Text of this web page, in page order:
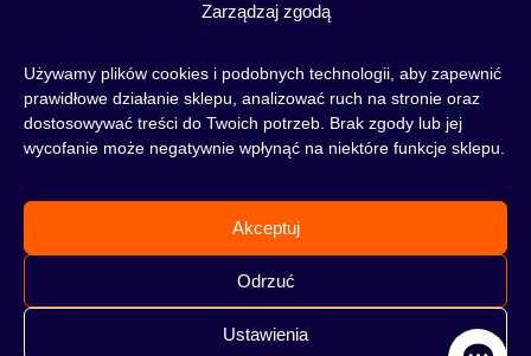
Zarządzaj zgodą
Używamy plików cookies i podobnych technologii, aby zapewnić
prawidłowe działanie sklepu, analizować ruch na stronie oraz
dostosowywać treści do Twoich potrzeb. Brak zgody lub jej
wycofanie może negatywnie wpłynąć na niektóre funkcje sklepu.
Akceptuj
Odrzuć
Ustawienia
POLITYKA PRYWATNOŚCI
to miejsce jest idealne dla Ciebie! Odwiedź nasz
artykułów, albo nie czekaj i od razu przejdź do naszego shisha-sklepu i zacznij zakupy.